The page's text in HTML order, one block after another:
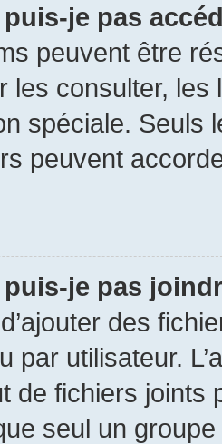
je pas
peuvent être
les consulter,
spéciale. Seuls
peuvent
je pas
des
par utilisateur.
de fichiers
seul un